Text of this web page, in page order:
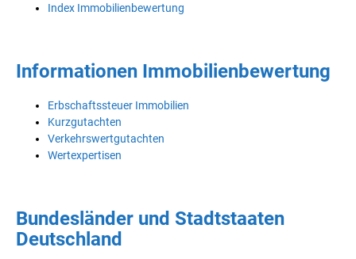
Index Immobilienbewertung
Informationen Immobilienbewertung
Erbschaftssteuer Immobilien
Kurzgutachten
Verkehrswertgutachten
Wertexpertisen
Bundesländer und Stadtstaaten
Deutschland